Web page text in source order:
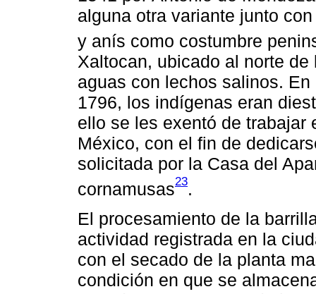
alguna otra variante junto
y anís como costumbre
Xaltocan, ubicado al norte
aguas con lechos salinos.
1796, los indígenas eran
ello se les exentó de trabajar
México, con el fin de
solicitada por la Casa del
cornamusas23.
El procesamiento de la
actividad registrada en la
con el secado de la planta
condición en que se